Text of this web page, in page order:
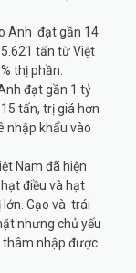
Anh đạt gần 14
tấn từ Việt
thị phần.
đạt gần 1 tỷ
tấn, trị giá hơn
nhập khẩu vào
Nam đã hiện
điều và hạt
Gạo và trái
nhưng chủ yếu
thâm nhập được